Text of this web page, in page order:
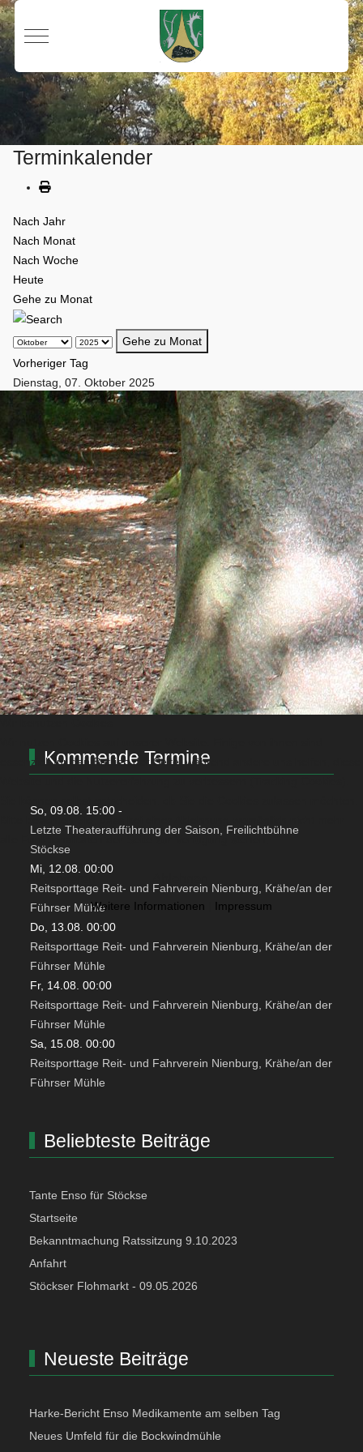
Mobile Menu Toggle
Terminkalender
Nach Jahr
Nach Monat
Nach Woche
Heute
Gehe zu Monat
Gehe zu Monat
Vorheriger Tag
Dienstag, 07. Oktober 2025
Folgetag
Es wurden keine Events gefunden
Kommende Termine
So, 09.08. 15:00-
Letzte Theateraufführung der Saison, Freilichtbühne
Stöckse
Mi, 12.08. 00:00
Reitsporttage Reit- und Fahrverein Nienburg, Krähe/an der
Führser Mühle
Do, 13.08. 00:00
Reitsporttage Reit- und Fahrverein Nienburg, Krähe/an der
Führser Mühle
Fr, 14.08. 00:00
Reitsporttage Reit- und Fahrverein Nienburg, Krähe/an der
Führser Mühle
Sa, 15.08. 00:00
Reitsporttage Reit- und Fahrverein Nienburg, Krähe/an der
Führser Mühle
Beliebteste Beiträge
Tante Enso für Stöckse
Startseite
Bekanntmachung Ratssitzung 9.10.2023
Anfahrt
Stöckser Flohmarkt - 09.05.2026
Neueste Beiträge
Harke-Bericht Enso Medikamente am selben Tag
Neues Umfeld für die Bockwindmühle
essenziell für den Betrieb der Seite, während andere uns helfen, diese
Bitte beachten Sie, dass bei einer Ablehnung womöglich nicht mehr
alle Funktionalitäten der Seite zur Verfügung stehen.
Akzeptieren
Weitere Informationen Impressum